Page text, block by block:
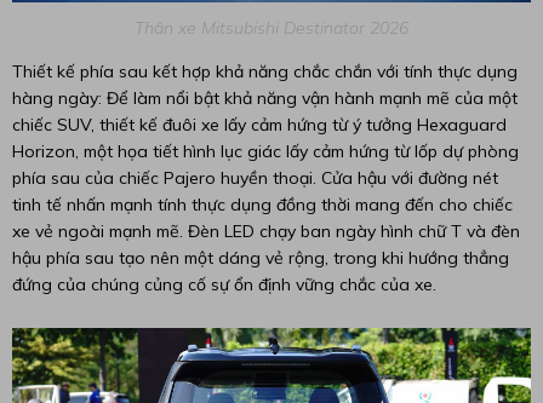
Thân xe Mitsubishi Destinator 2026
Thiết kế phía sau kết hợp khả năng chắc chắn với tính thực dụng
hàng ngày: Để làm nổi bật khả năng vận hành mạnh mẽ của một
chiếc SUV, thiết kế đuôi xe lấy cảm hứng từ ý tưởng Hexaguard
Horizon, một họa tiết hình lục giác lấy cảm hứng từ lốp dự phòng
phía sau của chiếc Pajero huyền thoại. Cửa hậu với đường nét
tinh tế nhấn mạnh tính thực dụng đồng thời mang đến cho chiếc
xe vẻ ngoài mạnh mẽ. Đèn LED chạy ban ngày hình chữ T và đèn
hậu phía sau tạo nên một dáng vẻ rộng, trong khi hướng thẳng
đứng của chúng củng cố sự ổn định vững chắc của xe.